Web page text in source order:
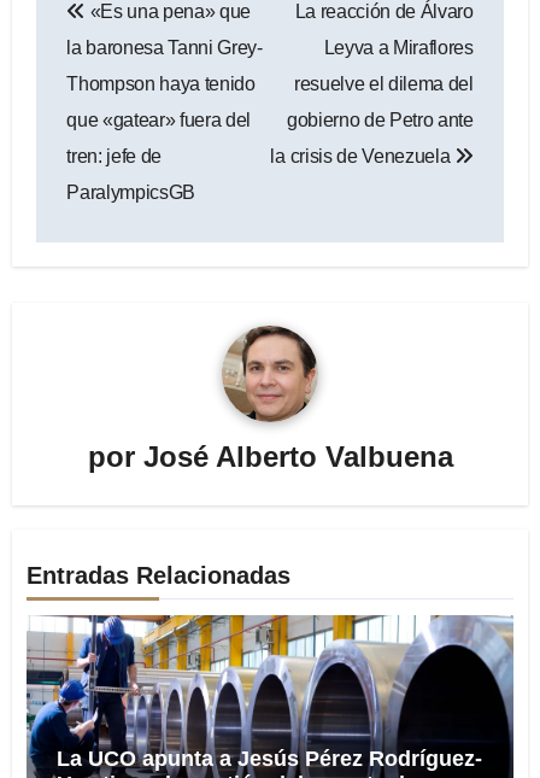
de
entradas
«Es una pena» que
la baronesa Tanni Grey-
Thompson haya tenido
que «gatear» fuera del
tren: jefe de
ParalympicsGB
La reacción de Álvaro
Leyva a Miraflores
resuelve el dilema del
gobierno de Petro ante
la crisis de Venezuela
por José Alberto Valbuena
Entradas Relacionadas
La UCO apunta a Jesús Pérez Rodríguez-